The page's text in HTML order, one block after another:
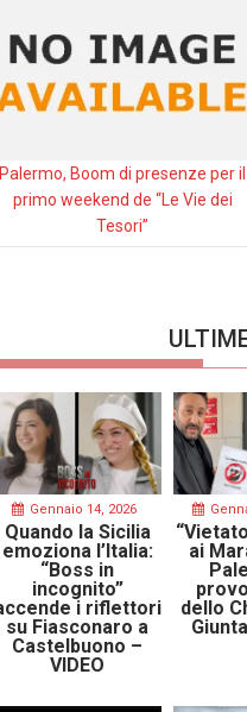
Palermo, Boom di presenze per il
primo weekend de “Le Vie dei
Tesori”
Gennaio 14, 2026
Quando la Sicilia
emoziona l’Italia:
“Boss in
incognito”
i riflettori
su Fiasconaro a
Castelbuono –
VIDEO
ai
dello